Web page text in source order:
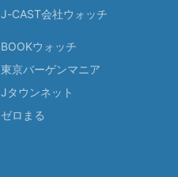
J-CAST会社ウォッチ
BOOKウォッチ
東京バーゲンマニア
Jタウンネット
ゼロまる